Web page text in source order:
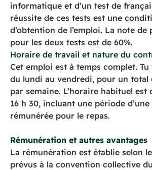
informatique et d’un test de
réussite de ces tests est une
d’obtention de l’emploi. La note de
pour les deux tests est de 60%.
Horaire de travail et nature du
Cet emploi est à temps complet.
du lundi au vendredi, pour un total
par semaine. L’horaire habituel est
16 h 30, incluant une période
rémunérée pour le repas.
Rémunération et autres avantages
La rémunération est établie selon
prévus à la convention collective